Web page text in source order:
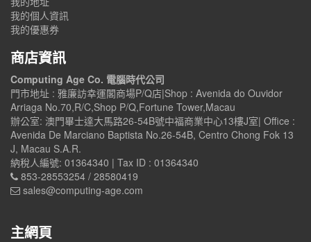
我的個人資訊
我的優惠券
商店資訊
Computing Age Co. 電腦時代公司
門市地址 : 雅廉訪幸運閣商場P/Q店|Shop : Avenida do Ouvidor
Arriaga No.70,R/C,Shop P/Q,Fortune Tower,Macau
辦公室: 澳門畢士達大馬路26-54B號中福商業中心13樓J室| Office :
Avenida De Marciano Baptista No.26-54B, Centro Chong Fok 13
J, Macau S.A.R.
納稅人編號: 01364340 | Tax ID : 01364340
853-28553254 / 28580419
sales@computing-age.com
主網頁